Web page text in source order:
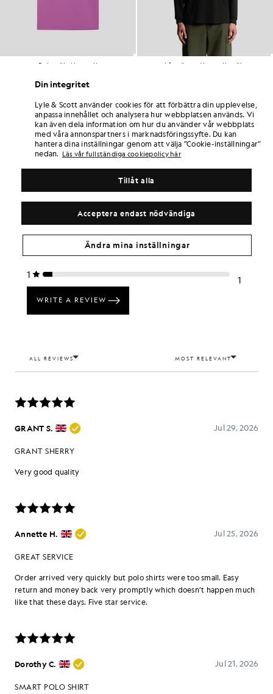
Polotröja i bomull Långärmad bomullströja
Din integritet
Lyle & Scott använder cookies för att förbättra din upplevelse,
anpassa innehållet och analysera hur webbplatsen används. Vi
kan även dela information om hur du använder vår webbplats
med våra annonspartners i marknadsföringssyfte. Du kan
hantera dina inställningar genom att välja ”Cookie-inställningar”
nedan. Läs vår fullständiga cookiepolicy här
Acceptera endast nödvändiga
Tillåt alla
Ändra mina inställningar